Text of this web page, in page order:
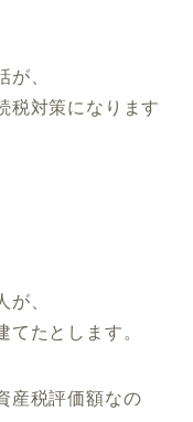
が、
税対策になります
が、
たとします。
産税評価額なの